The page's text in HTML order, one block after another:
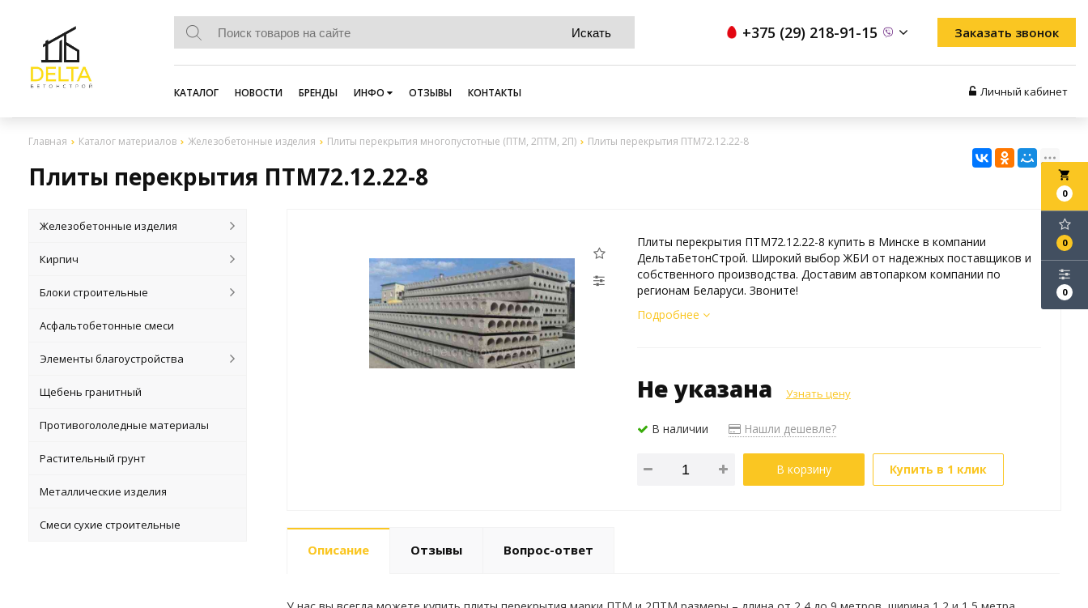
+375 (29) 218-91-15 Заказать звонок
КАТАЛОГ НОВОСТИ БРЕНДЫ ИНФО ОТЗЫВЫ КОНТАКТЫ Личный кабинет
Главная Каталог материалов Железобетонные изделия Плиты перекрытия многопустотные (ПТМ, 2ПТМ, 2П) Плиты перекрытия ПТМ72.12.22-8
Плиты перекрытия ПТМ72.12.22-8 local_grocery_store
0
0
0
Железобетонные изделия
Кирпич
Блоки строительные
Асфальтобетонные смеси
Элементы благоустройства
Щебень гранитный
Противогололедные материалы
Растительный грунт
Металлические изделия
Смеси сухие строительные
Плиты перекрытия ПТМ72.12.22-8 купить в Минске в компании
ДельтаБетонСтрой. Широкий выбор ЖБИ от надежных поставщиков и
собственного производства. Доставим автопарком компании по
регионам Беларуси. Звоните!
Подробнее
Не указана Узнать цену
В наличии Нашли дешевле?
В корзину Купить в 1 клик
Описание Отзывы Вопрос-ответ